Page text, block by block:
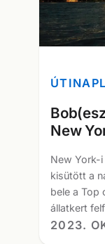
New
New York-
kisütött a
bele a Top
állatkert
2023.